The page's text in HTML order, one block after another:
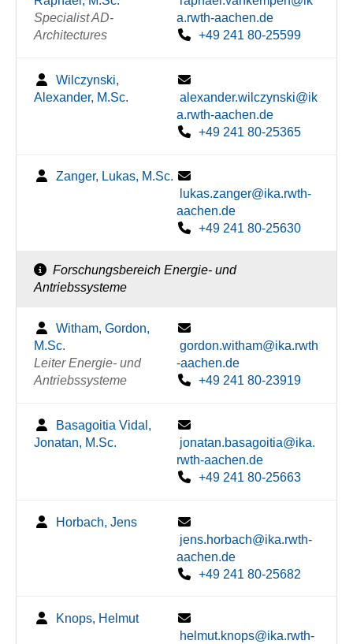
Specialist AD-
Architectures
a.rwth-aachen.de
+49 241 80-25599
Wilczynski,
Alexander, M.Sc.
alexander.wilczynski@ik
a.rwth-aachen.de
+49 241 80-25365
Zanger, Lukas, M.Sc.
lukas.zanger@ika.rwth-
aachen.de
+49 241 80-25630
Forschungsbereich Energie- und
Antriebssysteme
Witham, Gordon,
M.Sc.
Leiter Energie- und
Antriebssysteme
gordon.witham@ika.rwth
-aachen.de
+49 241 80-23919
Basagoitia Vidal,
Jonatan, M.Sc.
jonatan.basagoitia@ika.
rwth-aachen.de
+49 241 80-25663
Horbach, Jens
jens.horbach@ika.rwth-
aachen.de
+49 241 80-25682
Knops, Helmut
helmut.knops@ika.rwth-